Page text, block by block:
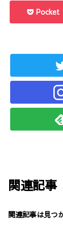
Pocket
関連記事
関連記事は見つ